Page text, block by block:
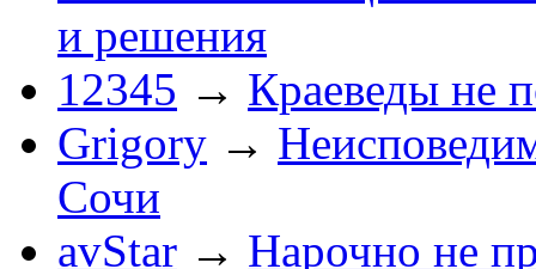
и решения
12345 → Краеведы не
Grigory →
Сочи
avStar → Нарочно не